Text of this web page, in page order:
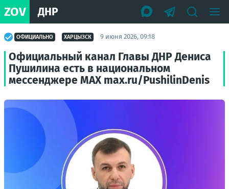
ZOV ДНР
ОФИЦИАЛЬНО ХАРЦЫЗСК 9 июня 2026, 09:18
Официальный канал Главы ДНР Дениса
Пушилина есть в национальном
мессенджере MAX max.ru/PushilinDenis